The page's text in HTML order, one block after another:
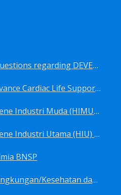
Frequently Asked Questions regarding DEVELOP Training Center
Sertifikasi ACLS (Advance Cardiac Life Support) BNSP
Sertifikasi Ahli Hygiene Industri Muda (HIMU) BNSP
Sertifikasi Ahli Hygiene Industri Utama (HIU) BNSP
BNSP
Sertifikasi Ahli K3 Lingkungan/Kesehatan dan Keselamatan Kerja Lingkungan